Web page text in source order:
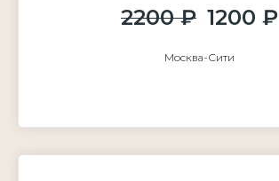
2200 ₽ 1200 ₽
Москва-Сити